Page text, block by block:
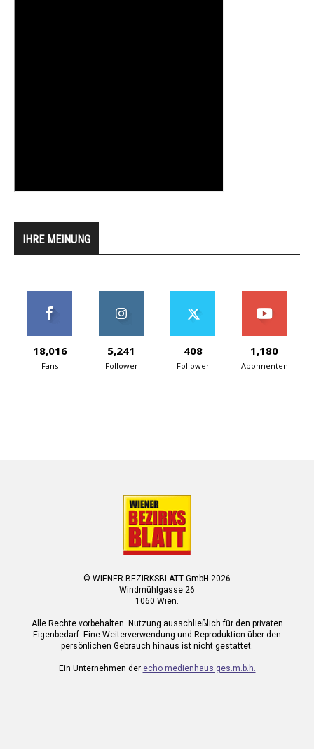
IHRE MEINUNG
18,016
Fans
5,241
Follower
408
Follower
1,180
Abonnenten
© WIENER BEZIRKSBLATT GmbH 2026
Windmühlgasse 26
1060 Wien.
Alle Rechte vorbehalten. Nutzung ausschließlich für den privaten
Eigenbedarf. Eine Weiterverwendung und Reproduktion über den
persönlichen Gebrauch hinaus ist nicht gestattet.
Ein Unternehmen der echo medienhaus ges.m.b.h.